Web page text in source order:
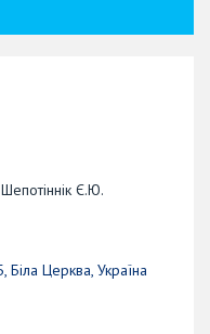
Є.Ю.
Біла Церква, Україна